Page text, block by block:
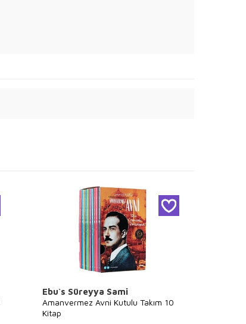
Ebu`s Süreyya Sami
Amanvermez Avni Kutulu Takım 10
Kitap